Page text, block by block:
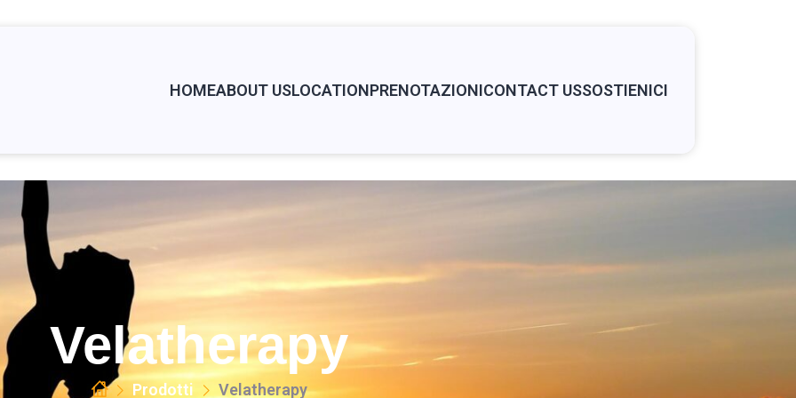
HOMEABOUT USLOCATIONPRENOTAZIONICONTACT USSOSTIENICI
Velatherapy
Prodotti Velatherapy